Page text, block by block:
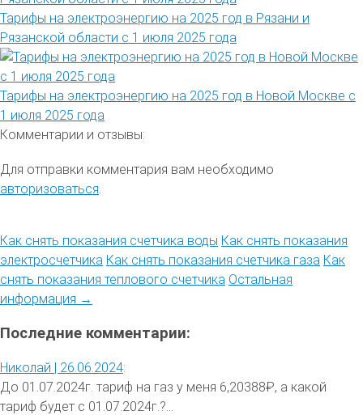
Тарифы на электроэнергию на 2025 год в Рязани и
Рязанской области с 1 июля 2025 года
Тарифы на электроэнергию на 2025 год в Новой Москве с
1 июля 2025 года
Комментарии и отзывы:
Для отправки комментария вам необходимо
авторизоваться
Как снять показания счетчика воды Как снять показания
электросчетчика Как снять показания счетчика газа Как
снять показания теплового счетчика Остальная
информация →
Последние комментарии:
Николай | 26.06.2024:
До 01.07.2024г. тариф на газ у меня 6,20388₽, а какой
тариф будет с 01.07.2024г.?...